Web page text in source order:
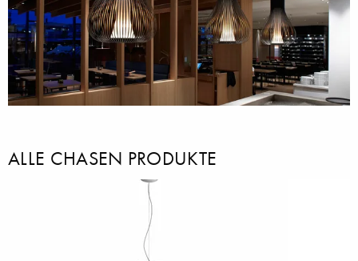
ALLE CHASEN PRODUKTE